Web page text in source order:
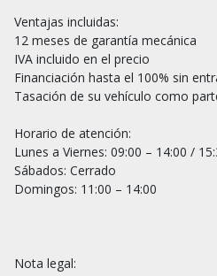
Ventajas incluidas:
12 meses de garantía mecánica
IVA incluido en el precio
Financiación hasta el 100% sin
Tasación de su vehículo como
Horario de atención:
Lunes a Viernes: 09:00 – 14:00 /
Sábados: Cerrado
Domingos: 11:00 – 14:00
Nota legal: